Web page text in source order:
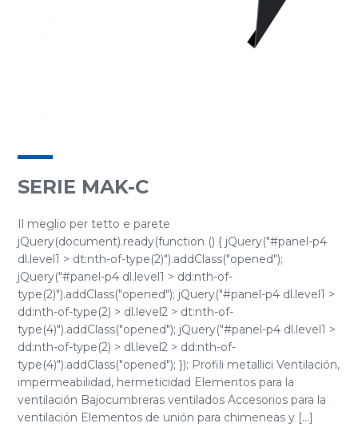
SERIE MAK-C
Il meglio per tetto e parete
jQuery(document).ready(function () { jQuery("#panel-p4
dl.level1 > dt:nth-of-type(2)").addClass("opened");
jQuery("#panel-p4 dl.level1 > dd:nth-of-
type(2)").addClass("opened"); jQuery("#panel-p4 dl.level1 >
dd:nth-of-type(2) > dl.level2 > dt:nth-of-
type(4)").addClass("opened"); jQuery("#panel-p4 dl.level1 >
dd:nth-of-type(2) > dl.level2 > dd:nth-of-
type(4)").addClass("opened"); }); Profili metallici Ventilación,
impermeabilidad, hermeticidad Elementos para la
ventilación Bajocumbreras ventilados Accesorios para la
ventilación Elementos de unión para chimeneas y [...]